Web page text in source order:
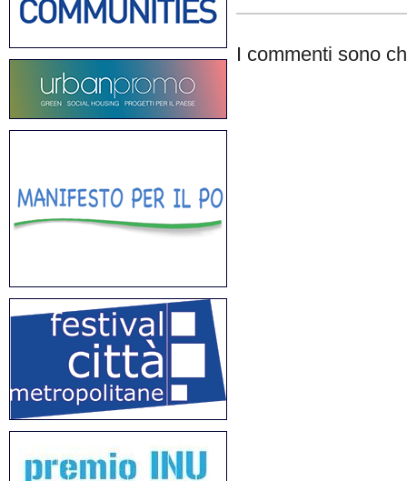
I commenti sono